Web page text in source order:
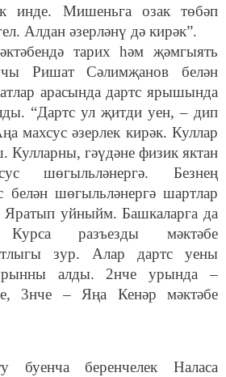
инде. Мишеньга озак төбәп
Алдан әзерләнү дә кирәк”.
тарих һәм җәмгыять
Ришат Сәлимҗанов белән
арасында дартс ярышында
“Дартс ул җитди уен, – дип
махсус әзерлек кирәк. Куллар
Кулларны, гәүдәне физик яктан
шөгыльләнергә. Безнең
белән шөгыльләнергә шартлар
уйныйм. Башкаларга да
разъезды мәктәбе
зур. Алар дартс уены
алды. 2нче урында –
3нче – Яңа Кенәр мәктәбе
беренчелек Наласа